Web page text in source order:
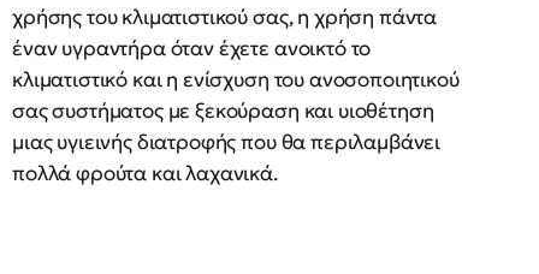
χρήσης του κλιματιστικού σας, η χρήση πάντα
έναν υγραντήρα όταν έχετε ανοικτό το
κλιματιστικό και η ενίσχυση του ανοσοποιητικού
σας συστήματος με ξεκούραση και υιοθέτηση
μιας υγιεινής διατροφής που θα περιλαμβάνει
πολλά φρούτα και λαχανικά.